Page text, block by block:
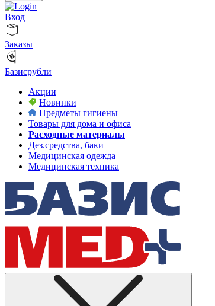
Вход
Заказы
Базисрубли
Акции
Новинки
Предметы гигиены
Товары для дома и офиса
Расходные материалы
Дез.средства, баки
Медицинская одежда
Медицинская техника